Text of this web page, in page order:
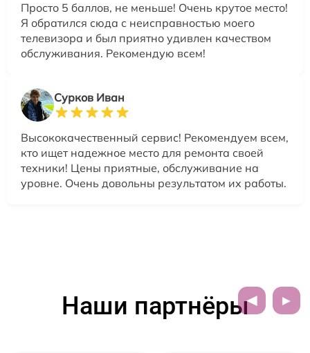
Просто 5 баллов, не меньше! Очень крутое место!
Я обратился сюда с неисправностью моего
телевизора и был приятно удивлен качеством
обслуживания. Рекомендую всем!
Сурков Иван
Высококачественный сервис! Рекомендуем всем,
кто ищет надежное место для ремонта своей
техники! Цены приятные, обслуживание на
уровне. Очень довольны результатом их работы.
Наши партнёры